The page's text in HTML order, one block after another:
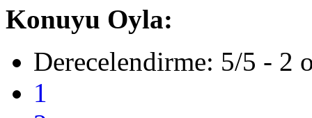
Konuyu Oyla:
Derecelendirme: 5/5 - 2
1